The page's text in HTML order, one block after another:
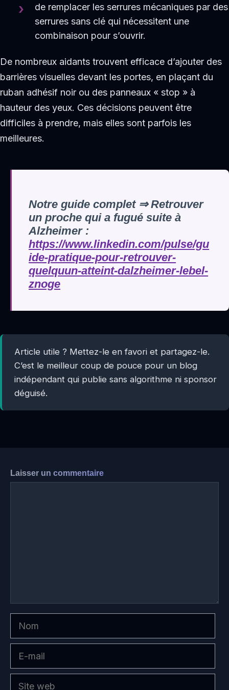
de remplacer les serrures mécaniques par des
serrures sans clé qui nécessitent une
combinaison pour s’ouvrir.
De nombreux aidants trouvent efficace d’ajouter des
barrières visuelles devant les portes, en plaçant du
ruban adhésif noir ou des panneaux « stop » à
hauteur des yeux. Ces décisions peuvent être
difficiles à prendre, mais elles sont parfois les
meilleures.
Notre guide complet ⇒ Retrouver
un proche qui a fugué suite à
Alzheimer :
https://www.linkedin.com/pulse/gu
ide-pratique-pour-retrouver-
quelquun-atteint-dalzheimer-lebel-
znoge
Article utile ? Mettez-le en favori et partagez-le.
C’est le meilleur coup de pouce pour un blog
indépendant qui publie sans algorithme ni sponsor
déguisé.
Laisser un commentaire
Nom
mail
Site